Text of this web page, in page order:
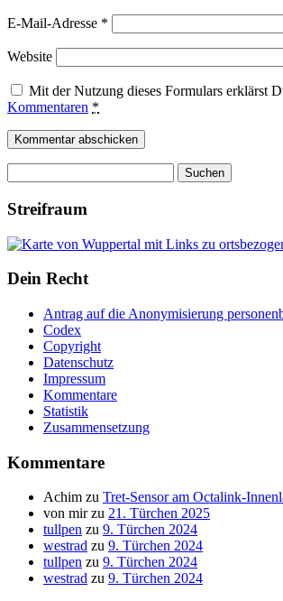
E-Mail-Adresse *
Website
Mit der Nutzung dieses Formulars erklärst
Kommentaren *
nach:
Streifraum
Dein Recht
Antrag auf die Anonymisierung
Codex
Copyright
Datenschutz
Impressum
Kommentare
Statistik
Zusammensetzung
Kommentare
Achim zu Tret-Sensor am Octalink-
von mirzu 21. Türchen 2025
tullpen zu 9. Türchen 2024
westrad zu 9. Türchen 2024
tullpen zu 9. Türchen 2024
westrad zu 9. Türchen 2024